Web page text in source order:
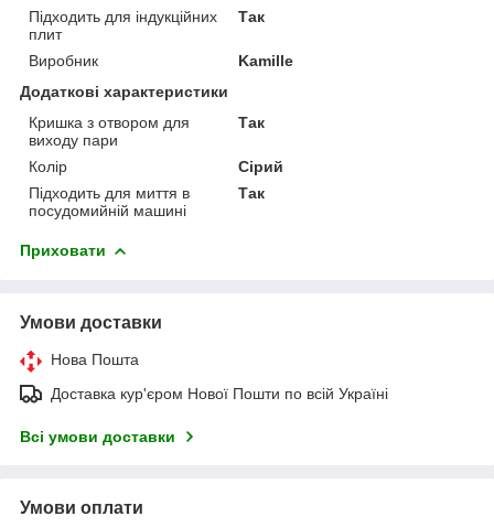
Підходить для індукційних
плит
Так
Виробник
Kamille
Додаткові характеристики
Кришка з отвором для
виходу пари
Так
Колір
Сірий
Підходить для миття в
посудомийній машині
Так
Приховати
Умови доставки
Нова Пошта
Доставка кур'єром Нової Пошти по всій Україні
Всі умови доставки
Умови оплати